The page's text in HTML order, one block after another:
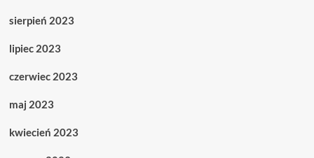
sierpień 2023
lipiec 2023
czerwiec 2023
maj 2023
kwiecień 2023